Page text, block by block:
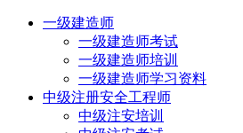
一级建造师
一级建造师考试
一级建造师培训
一级建造师学习资料
中级注册安全工程师
中级注安培训